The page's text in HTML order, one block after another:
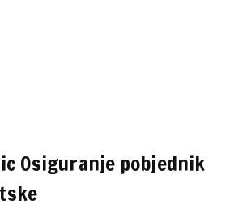
Osiguranje pobjednik